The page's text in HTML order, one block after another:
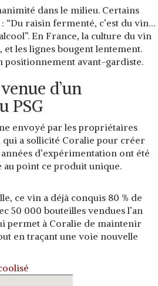
dans le milieu. Certains
“Du raisin fermenté, c’est du vin…
. En France, la culture du vin
, et les lignes bougent lentement.
positionnement avant-gardiste.
d’un
PSG
envoyé par les propriétaires
qui a sollicité Coralie pour créer
d’expérimentation ont été
point ce produit unique.
, ce vin a déjà conquis 80 % de
50 000 bouteilles vendues l’an
permet à Coralie de maintenir
en traçant une voie nouvelle